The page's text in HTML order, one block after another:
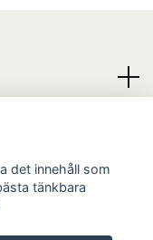
det innehåll som
tänkbara